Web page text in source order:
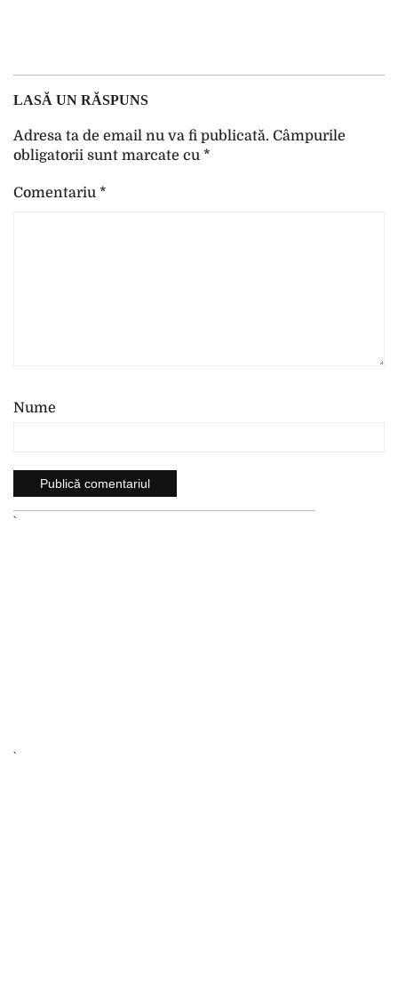
LASĂ UN RĂSPUNS
Adresa ta de email nu va fi publicată. Câmpurile
obligatorii sunt marcate cu *
Comentariu *
Nume